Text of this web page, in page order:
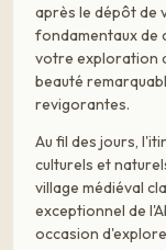
après le dépôt de
fondamentaux de
votre exploration
beauté
revigorantes.
Au fil des jours,
culturels et
village médiéval
exceptionnel de
occasion